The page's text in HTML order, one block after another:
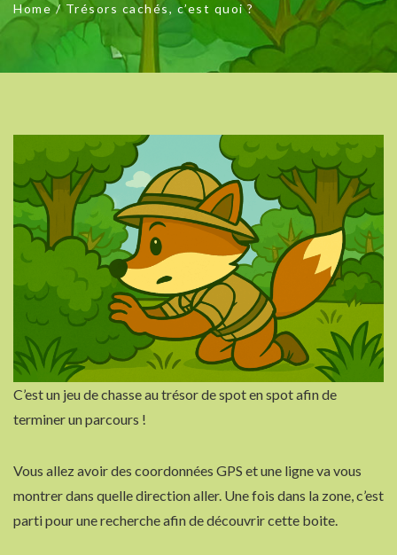
Home / Trésors cachés, c’est quoi ?
C’est un jeu de chasse au trésor de spot en spot afin de
terminer un parcours !
Vous allez avoir des coordonnées GPS et une ligne va vous
montrer dans quelle direction aller. Une fois dans la zone, c’est
parti pour une recherche afin de découvrir cette boite.